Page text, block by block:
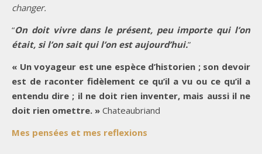
changer.
“On doit vivre dans le présent, peu importe qui l’on
était, si l’on sait qui l’on est aujourd’hui.”
« Un voyageur est une espèce d’historien ; son devoir
est de raconter fidèlement ce qu’il a vu ou ce qu’il a
entendu dire ; il ne doit rien inventer, mais aussi il ne
doit rien omettre. » Chateaubriand
Mes pensées et mes reflexions